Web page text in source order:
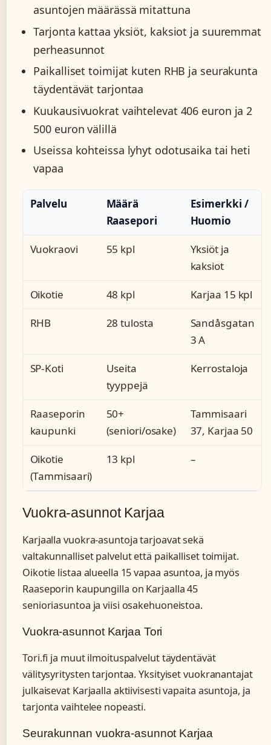
asuntojen määrässä mitattuna
Tarjonta kattaa yksiöt, kaksiot ja suuremmat
perheasunnot
Paikalliset toimijat kuten RHB ja seurakunta
täydentävät tarjontaa
Kuukausivuokrat vaihtelevat 406 euron ja 2
500 euron välillä
Useissa kohteissa lyhyt odotusaika tai heti
vapaa
Palvelu
Määrä
Raasepori
Esimerkki /
Huomio
Vuokraovi 55 kpl
Yksiöt ja
kaksiot
Oikotie 48 kpl Karjaa 15 kpl
RHB 28 tulosta
Sandåsgatan
3 A
SP-Koti
Useita
tyyppejä
Kerrostaloja
Raaseporin
kaupunki
50+
(seniori/osake)
Tammisaari
37, Karjaa 50
Oikotie
(Tammisaari)
13 kpl –
Vuokra-asunnot Karjaa
Karjaalla vuokra-asuntoja tarjoavat sekä
valtakunnalliset palvelut että paikalliset toimijat.
Oikotie listaa alueella 15 vapaa asuntoa, ja myös
Raaseporin kaupungilla on Karjaalla 45
senioriasuntoa ja viisi osakehuoneistoa.
Vuokra-asunnot Karjaa Tori
Tori.fi ja muut ilmoituspalvelut täydentävät
välitysyritysten tarjontaa. Yksityiset vuokranantajat
julkaisevat Karjaalla aktiivisesti vapaita asuntoja, ja
tarjonta vaihtelee nopeasti.
Seurakunnan vuokra-asunnot Karjaa